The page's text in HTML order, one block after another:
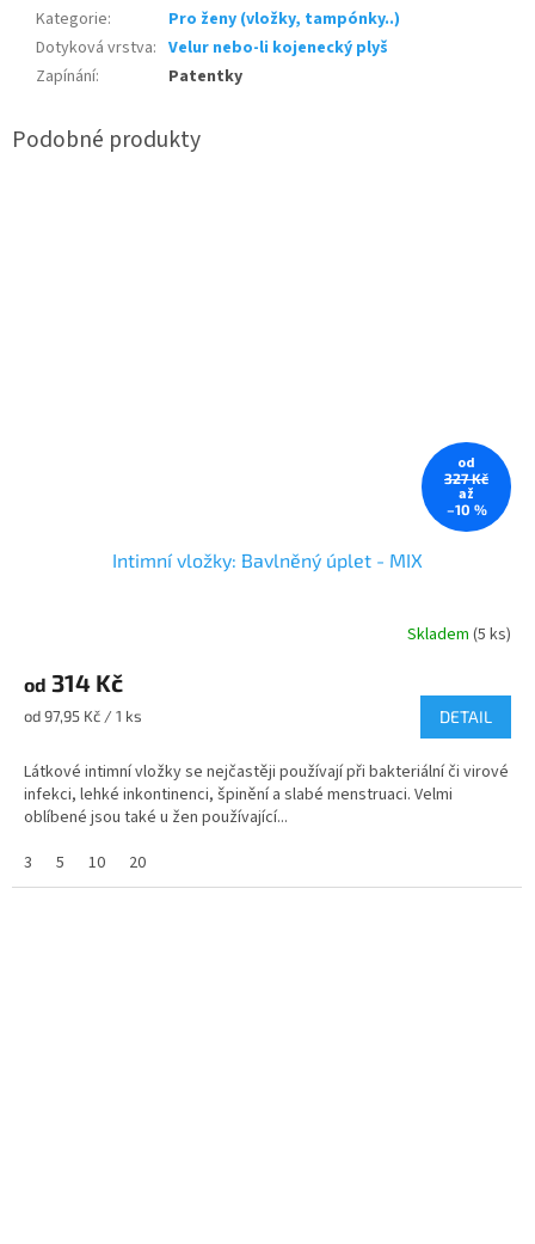
Kategorie:
Pro ženy (vložky, tampónky..)
Dotyková vrstva: Velur nebo-li kojenecký plyš
Zapínání: Patentky
od
327 Kč
až
–10 %
Intimní vložky: Bavlněný úplet - MIX
produktu
4,8
5
hvězdiček.
Skladem(5 ks)
od 314 Kč
Měrná
od 97,95 Kč / 1 ks DETAIL
Látkové intimní vložky se nejčastěji používají při bakteriální či virové
infekci, lehké inkontinenci, špinění a slabé menstruaci. Velmi
oblíbené jsou také u žen používající...
3
5 10 20